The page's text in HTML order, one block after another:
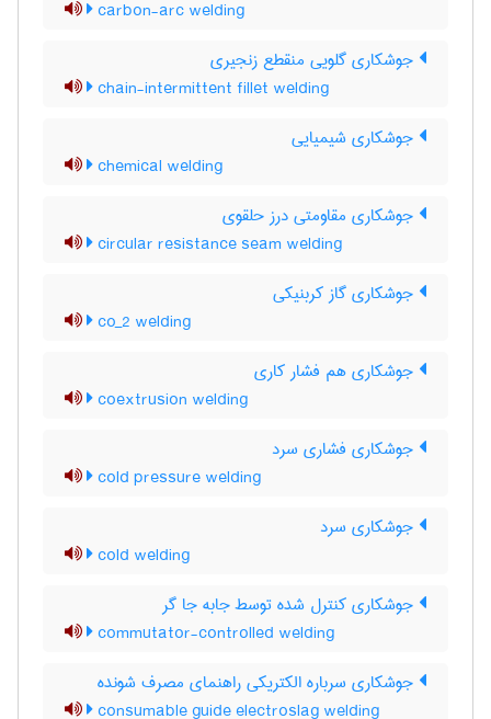
carbon-arc welding
جوشکاری گلویی منقطع زنجیری
chain-intermittent fillet welding
جوشکاری شیمیایی
chemical welding
جوشکاری مقاومتی درز حلقوی
circular resistance seam welding
جوشکاری گاز کربنیکی
co_2 welding
جوشکاری هم فشار کاری
coextrusion welding
جوشکاری فشاری سرد
cold pressure welding
جوشکاری سرد
cold welding
جوشکاری کنترل شده توسط جابه جا گر
commutator-controlled welding
جوشکاری سرباره الکتریکی راهنمای مصرف شونده
consumable guide electroslag welding